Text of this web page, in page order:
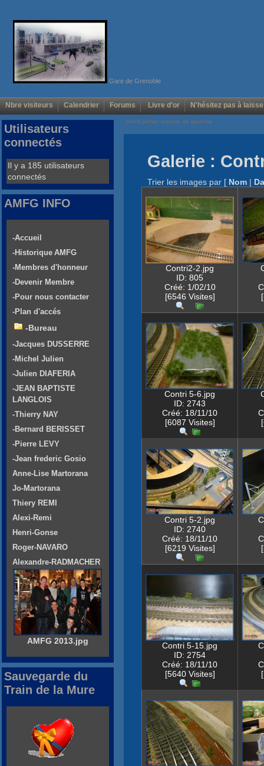
Gare de Grenoble
Nbre visiteurs Calendrier Forums Livre d'or N'hésitez pas à
Voir/Cacher menus de gauche
Galerie :
Trier les images par [ Nom |
Contri2-2.jpg
ID: 805
Créé: 1/02/10
[6546 Visites]
Contri 5-6.jpg
ID: 2743
Créé: 18/11/10
[6087 Visites]
Contri 5-2.jpg
ID: 2740
Créé: 18/11/10
[6219 Visites]
Contri 5-15.jpg
ID: 2754
Créé: 18/11/10
[5640 Visites]
Utilisateurs
connectés
Il y a 185 utilisateurs
connectés
AMFG INFO
-Accueil
-Historique AMFG
-Membres d'honneur
-Devenir Membre
-Pour nous contacter
-Plan d'accés
-Bureau
-Jacques DUSSERRE
-Michel Julien
-Julien DIAFERIA
-JEAN BAPTISTE
LANGLOIS
-Thierry NAY
-Bernard BERISSET
-Pierre LEVY
-Jean frederic Gosio
Anne-Lise Martorana
Jo-Martorana
Thiery REMI
Alexi-Remi
Henri-Gonse
Roger-NAVARO
Alexandre-RADMACHER
AMFG 2013.jpg
Sauvegarde du
Train de la Mure